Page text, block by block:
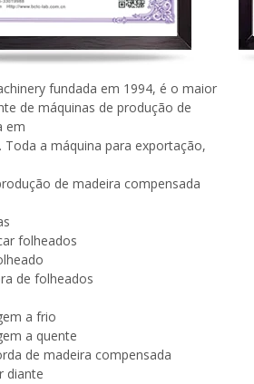
fundada em 1994, é o maior
de máquinas de produção de
em
Toda a máquina para exportação,
de madeira compensada
folheados
de folheados
a frio
a quente
de madeira compensada
diante